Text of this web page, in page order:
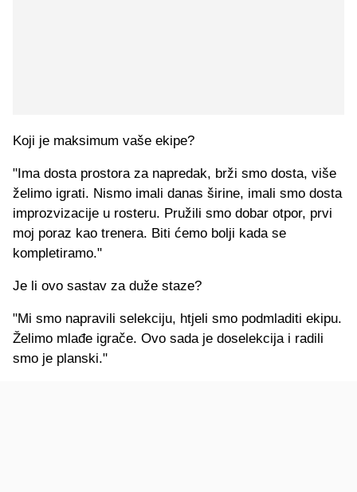
Koji je maksimum vaše ekipe?
"Ima dosta prostora za napredak, brži smo dosta, više
želimo igrati. Nismo imali danas širine, imali smo dosta
improzvizacije u rosteru. Pružili smo dobar otpor, prvi
moj poraz kao trenera. Biti ćemo bolji kada se
kompletiramo."
Je li ovo sastav za duže staze?
"Mi smo napravili selekciju, htjeli smo podmladiti ekipu.
Želimo mlađe igrače. Ovo sada je doselekcija i radili
smo je planski."